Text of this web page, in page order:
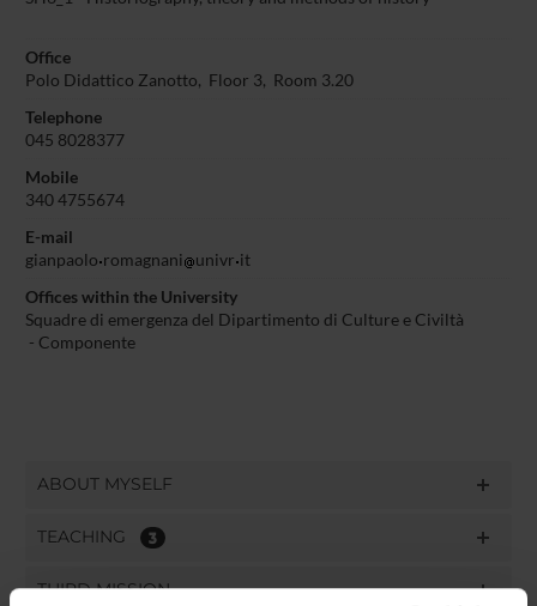
Office
Polo Didattico Zanotto, Floor 3, Room 3.20
Telephone
045 8028377
Mobile
340 4755674
E-mail
gianpaolo romagnani univr it
Offices within the University
Squadre di emergenza del Dipartimento di Culture e Civiltà
- Componente
ABOUT MYSELF
TEACHING 3
THIRD MISSION